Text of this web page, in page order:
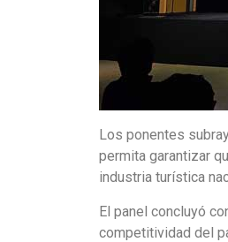
Los ponentes
permita garantizar
industria turística
El panel concluyó
competitividad del